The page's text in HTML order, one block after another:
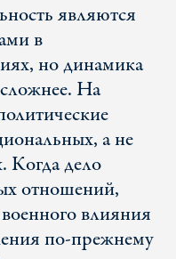
являются
в
но динамика
На
а не
Когда дело
отношений,
влияния
по-прежнему